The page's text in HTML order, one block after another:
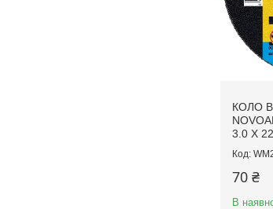
КОЛО
3.0 X
70 ₴
В